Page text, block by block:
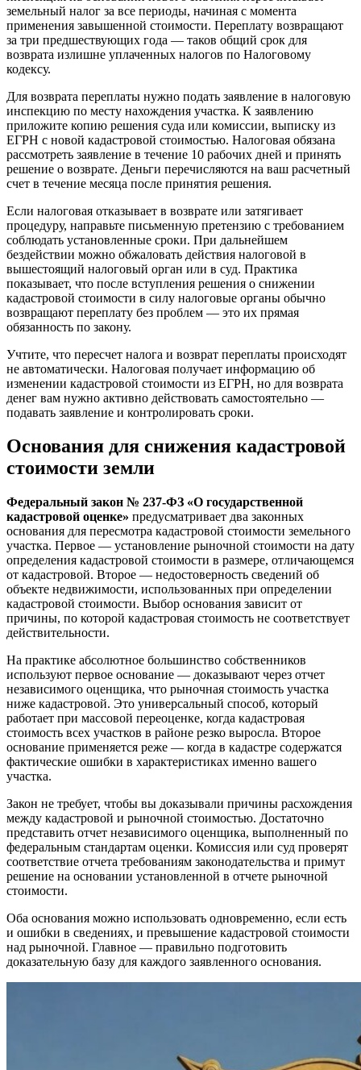
земельный налог за все периоды, начиная с момента
применения завышенной стоимости. Переплату возвращают
за три предшествующих года — таков общий срок для
возврата излишне уплаченных налогов по Налоговому
кодексу.
Для возврата переплаты нужно подать заявление в налоговую
инспекцию по месту нахождения участка. К заявлению
приложите копию решения суда или комиссии, выписку из
ЕГРН с новой кадастровой стоимостью. Налоговая обязана
рассмотреть заявление в течение 10 рабочих дней и принять
решение о возврате. Деньги перечисляются на ваш расчетный
счет в течение месяца после принятия решения.
Если налоговая отказывает в возврате или затягивает
процедуру, направьте письменную претензию с требованием
соблюдать установленные сроки. При дальнейшем
бездействии можно обжаловать действия налоговой в
вышестоящий налоговый орган или в суд. Практика
показывает, что после вступления решения о снижении
кадастровой стоимости в силу налоговые органы обычно
возвращают переплату без проблем — это их прямая
обязанность по закону.
Учтите, что пересчет налога и возврат переплаты происходят
не автоматически. Налоговая получает информацию об
изменении кадастровой стоимости из ЕГРН, но для возврата
денег вам нужно активно действовать самостоятельно —
подавать заявление и контролировать сроки.
Основания для снижения кадастровой
стоимости земли
Федеральный закон № 237-ФЗ «О государственной
кадастровой оценке» предусматривает два законных
основания для пересмотра кадастровой стоимости земельного
участка. Первое — установление рыночной стоимости на дату
определения кадастровой стоимости в размере, отличающемся
от кадастровой. Второе — недостоверность сведений об
объекте недвижимости, использованных при определении
кадастровой стоимости. Выбор основания зависит от
причины, по которой кадастровая стоимость не соответствует
действительности.
На практике абсолютное большинство собственников
используют первое основание — доказывают через отчет
независимого оценщика, что рыночная стоимость участка
ниже кадастровой. Это универсальный способ, который
работает при массовой переоценке, когда кадастровая
стоимость всех участков в районе резко выросла. Второе
основание применяется реже — когда в кадастре содержатся
фактические ошибки в характеристиках именно вашего
участка.
Закон не требует, чтобы вы доказывали причины расхождения
между кадастровой и рыночной стоимостью. Достаточно
представить отчет независимого оценщика, выполненный по
федеральным стандартам оценки. Комиссия или суд проверят
соответствие отчета требованиям законодательства и примут
решение на основании установленной в отчете рыночной
стоимости.
Оба основания можно использовать одновременно, если есть
и ошибки в сведениях, и превышение кадастровой стоимости
над рыночной. Главное — правильно подготовить
доказательную базу для каждого заявленного основания.